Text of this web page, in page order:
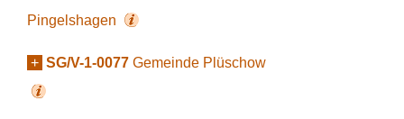
Pingelshagen
+ SG/V-1-0077 Gemeinde Plüschow